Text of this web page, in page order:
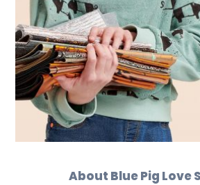
About Blue Pig Love